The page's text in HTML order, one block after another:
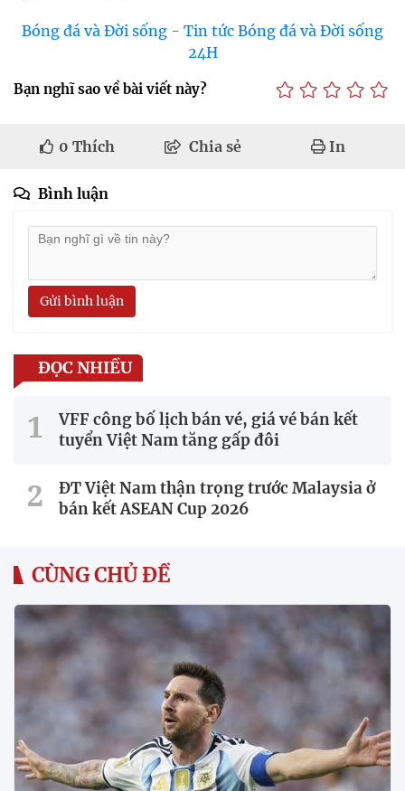
Bóng đá và Đời sống - Tin tức Bóng đá và Đời sống
24H
Bạn nghĩ sao về bài viết này?
0 Thích Chia sẻ In
Bình luận
Gửi bình luận
ĐỌC NHIỀU
VFF công bố lịch bán vé, giá vé bán kết
tuyển Việt Nam tăng gấp đôi
ĐT Việt Nam thận trọng trước Malaysia ở
bán kết ASEAN Cup 2026
CÙNG CHỦ ĐỀ